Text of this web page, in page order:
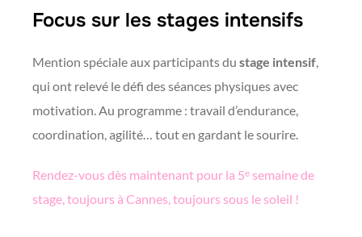
Focus sur les stages intensifs
Mention spéciale aux participants du stage intensif,
qui ont relevé le défi des séances physiques avec
motivation. Au programme : travail d’endurance,
coordination, agilité… tout en gardant le sourire.
Rendez-vous dès maintenant pour la 5ᵉ semaine de
stage, toujours à Cannes, toujours sous le soleil !